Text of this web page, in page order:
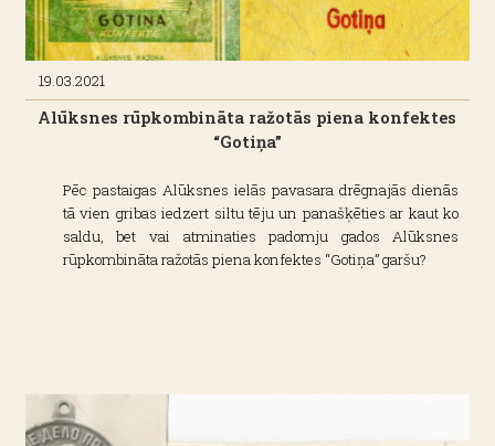
19.03.2021
Alūksnes rūpkombināta ražotās piena konfektes
“Gotiņa”
Pēc pastaigas Alūksnes ielās pavasara drēgnajās dienās
tā vien gribas iedzert siltu tēju un panašķēties ar kaut ko
saldu, bet vai atminaties padomju gados Alūksnes
rūpkombināta ražotās piena konfektes “Gotiņa” garšu?